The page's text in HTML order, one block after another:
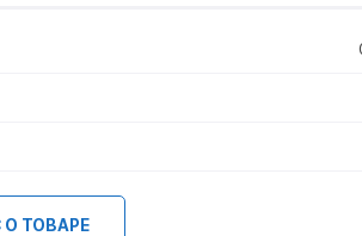
ТОВАРЕ